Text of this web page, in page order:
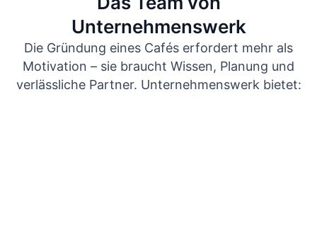
Unternehmenswerk
Die Gründung eines Cafés erfordert mehr als
Motivation – sie braucht Wissen, Planung und
verlässliche Partner. Unternehmenswerk bietet: